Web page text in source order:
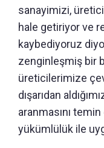
sanayimizi,
hale getiriyor ve
kaybediyoruz
zenginleşmiş bir
üreticilerimize
dışarıdan
aranmasını
yükümlülük ile